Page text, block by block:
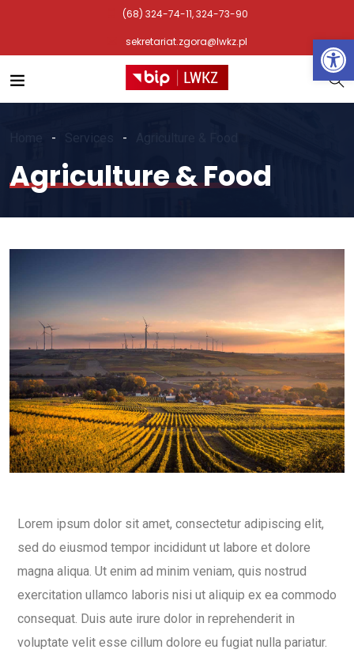
(68) 324-74-11, 324-73-90
sekretariat.zgora@lwkz.pl
Services
Agriculture & Food
Lorem ipsum dolor sit amet, consectetur adipiscing elit,
sed do eiusmod tempor incididunt ut labore et dolore
magna aliqua. Ut enim ad minim veniam, quis nostrud
exercitation ullamco laboris nisi ut aliquip ex ea commodo
consequat. Duis aute irure dolor in reprehenderit in
voluptate velit esse cillum dolore eu fugiat nulla pariatur.